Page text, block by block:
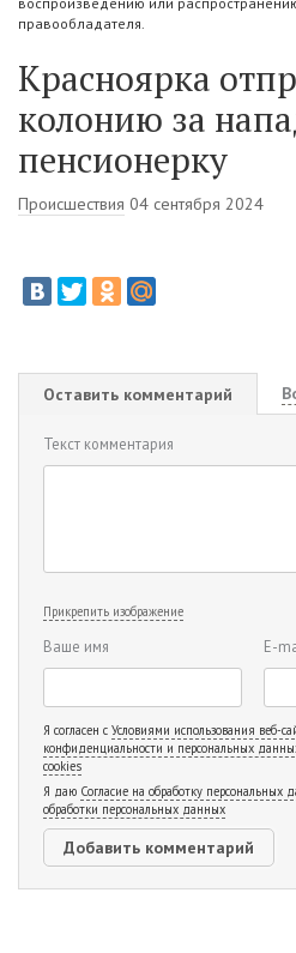
правообладателя.
Красноярка
колонию за
пенсионерку
Происшествия 04 сентября 2024
Оставить комментарий
Текст комментария
Прикрепить изображение
Ваше имя E-
Я согласен с Условиями использования веб-
конфиденциальности и персональных
cookies
Я даю Согласие на обработку персональных
обработки персональных данных